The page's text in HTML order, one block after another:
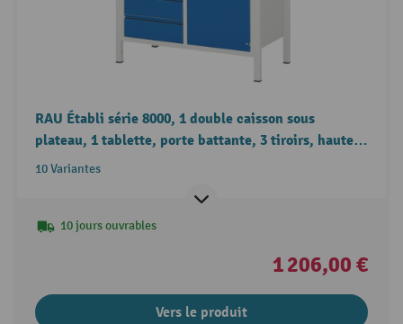
RAU Établi série 8000, 1 double caisson sous
plateau, 1 tablette, porte battante, 3 tiroirs, hauteur
840 mm
10 Variantes
10 jours ouvrables
1 206,00 €
Vers le produit